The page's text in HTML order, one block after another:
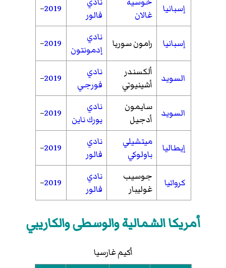
إسبانيا
غالان
فالور
2019
–
إسبانيا رامون سوريا
نادي
إدمونتون
2019
–
السويد
ألكسندر
أشينيوتي
نادي
فورجي
2019
–
السويد
سايمون
أدجيل
نادي
يورك ناين
2019
–
إيطاليا
ميتشيلي
باولوكي
نادي
فالور
2019
–
كرواتيا
جوسيب
غوليبار
نادي
فالور
2019
–
أمريكا الشمالية والوسطى والكاريبي
أكيم غارسيا